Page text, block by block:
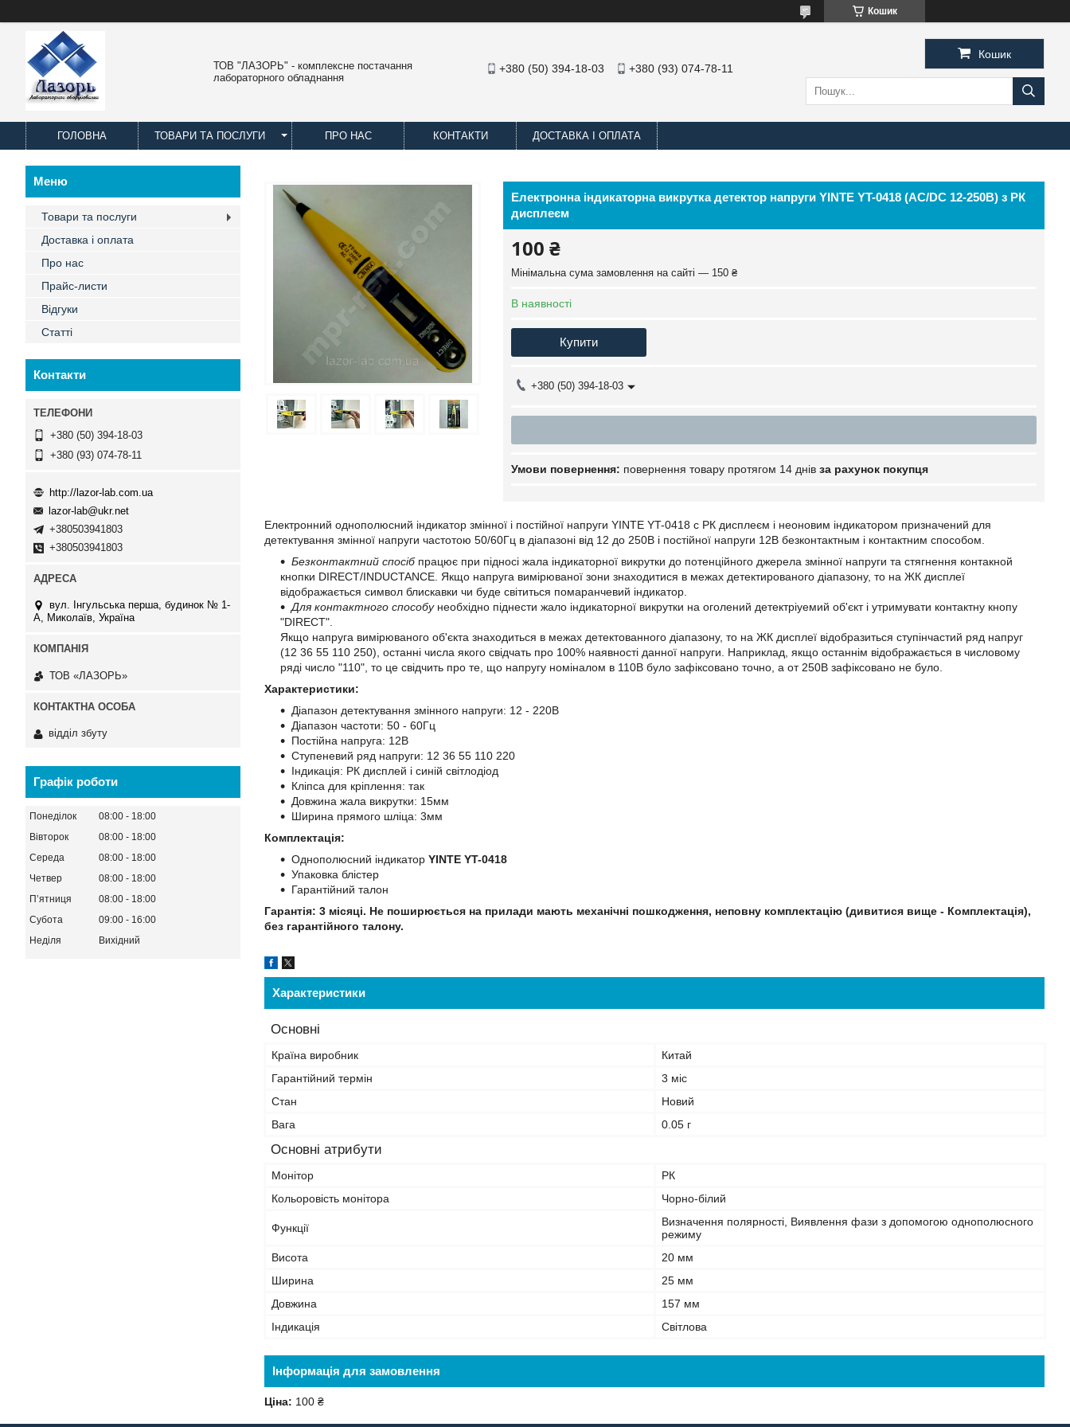
Кошик
ТОВ "ЛАЗОРЬ" - комплексне постачання
лабораторного обладнання
+380 (50) 394-18-03 +380 (93) 074-78-11
Кошик
ГОЛОВНА ТОВАРИ ТА ПОСЛУГИ ПРО НАС КОНТАКТИ ДОСТАВКА І ОПЛАТА
Електронна індикаторна викрутка детектор напруги YINTE YT-0418 (AC/DC 12-250В) з РК
дисплеєм
100 ₴
Мінімальна сума замовлення на сайті — 150 ₴
В наявності
Купити
+380 (50) 394-18-03
повернення товару протягом 14 днів за рахунок покупця
Електронний однополюсний індикатор змінної і постійної напруги YINTE YT-0418 c РК дисплеєм і неоновим індикатором призначений для
детектування змінної напруги частотою 50/60Гц в діапазоні від 12 до 250В і постійної напруги 12В безконтактным і контактним способом.
Безконтактний спосібпрацює при підносі жала індикаторної викрутки до потенційного джерела змінної напруги та стягнення контакной
кнопки DIRECT/INDUCTANCE. Якщо напруга вимірюваної зони знаходитися в межах детектированого діапазону, то на ЖК дисплеї
відображається символ блискавки чи буде світиться помаранчевий індикатор.
Для контактного способунеобхідно піднести жало індикаторної викрутки на оголений детектріуемий об'єкт і утримувати контактну кнопу
"DIRECT".
Якщо напруга вимірюваного об'єкта знаходиться в межах детектованного діапазону, то на ЖК дисплеї відобразиться ступінчастий ряд напруг
(12 36 55 110 250), останні числа якого свідчать про 100% наявності данної напруги. Наприклад, якщо останнім відображається в числовому
ряді число "110", то це свідчить про те, що напругу номіналом в 110В було зафіксовано точно, а от 250В зафіксовано не було.
Характеристики:
Діапазон детектування змінного напруги: 12 - 220В
Діапазон частоти: 50 - 60Гц
Постійна напруга: 12В
Ступеневий ряд напруги: 12 36 55 110 220
Індикація: РК дисплей і синій світлодіод
Кліпса для кріплення: так
Довжина жала викрутки: 15мм
Ширина прямого шліца: 3мм
Комплектація:
Однополюсний індикатор YINTE YT-0418
Упаковка блістер
Гарантійний талон
Гарантія: 3 місяці. Не поширюється на прилади мають механічні пошкодження, неповну комплектацію (дивитися вище - Комплектація),
без гарантійного талону.
Характеристики
Основні
Країна виробник
Китай
Гарантійний термін
3 міс
Стан
Новий
Вага
0.05 г
Основні атрибути
Монітор
РК
Кольоровість монітора
Чорно-білий
Функції
Визначення полярності, Виявлення фази з допомогою однополюсного
режиму
Висота
20 мм
Ширина
25 мм
Довжина
157 мм
Індикація
Світлова
Інформація для замовлення
Ціна: 100 ₴
Товари та послуги
Доставка і оплата
Про нас
Прайс-листи
Відгуки
Статті
Контакти
+380 (50) 394-18-03
+380 (93) 074-78-11
http://lazor-lab.com.ua
lazor-lab@ukr.net
+380503941803
+380503941803
вул. Інгульська перша, будинок № 1-
А, Миколаїв, Україна
ТОВ «ЛАЗОРЬ»
відділ збуту
Графік роботи
Понеділок 08:00
18:00
Вівторок
08:00
18:00
Середа
08:00
18:00
Четвер
08:00
18:00
Пʼятниця
08:00
18:00
Субота
09:00
16:00
Неділя
Вихідний